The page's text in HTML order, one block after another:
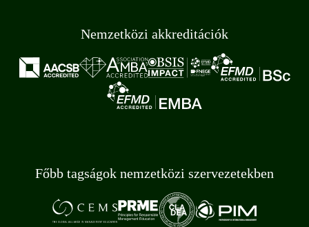
Nemzetközi akkreditációk
Főbb tagságok nemzetközi szervezetekben